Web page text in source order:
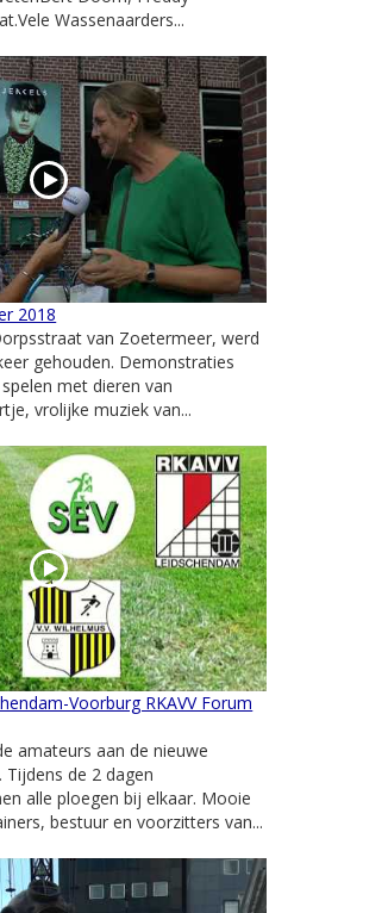
Wassenaarders...
2018
van Zoetermeer, werd
gehouden. Demonstraties
met dieren van
vrolijke muziek van...
Voorburg RKAVV Forum
amateurs aan de nieuwe
de 2 dagen
alle ploegen bij elkaar. Mooie
bestuur en voorzitters van...